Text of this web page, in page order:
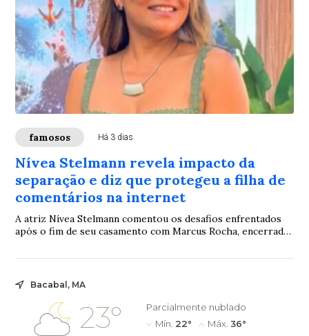
famosos Há 3 dias
Nívea Stelmann revela impacto da
separação e diz que protegeu a filha de
comentários na internet
A atriz Nívea Stelmann comentou os desafios enfrentados
após o fim de seu casamento com Marcus Rocha, encerrado
ela afirmou que a repercussão do divórcio deu origem a
preservar a filha desse ambiente.
Bacabal, MA
23°
Parcialmente nublado
Mín. 22° Máx. 36°